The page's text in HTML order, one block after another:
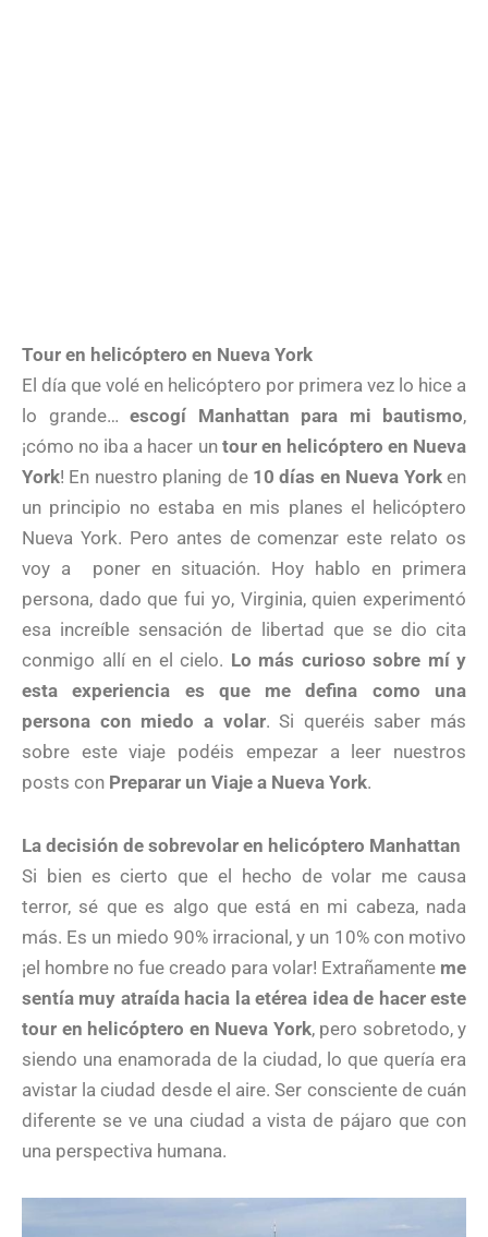
Tour en helicóptero en Nueva York
El día que volé en helicóptero por primera vez lo hice a
lo grande… escogí Manhattan para mi bautismo,
¡cómo no iba a hacer un tour en helicóptero en Nueva
York! En nuestro planing de 10 días en Nueva Yorken
un principio no estaba en mis planes el helicóptero
Nueva York. Pero antes de comenzar este relato os
voy a poner en situación. Hoy hablo en primera
persona, dado que fui yo, Virginia, quien experimentó
esa increíble sensación de libertad que se dio cita
conmigo allí en el cielo. Lo más curioso sobre mí y
esta experiencia es que me defina como una
persona con miedo a volar. Si queréis saber más
sobre este viaje podéis empezar a leer nuestros
posts con Preparar un Viaje a Nueva York.
La decisión de sobrevolar en helicóptero Manhattan
Si bien es cierto que el hecho de volar me causa
terror, sé que es algo que está en mi cabeza, nada
más. Es un miedo 90% irracional, y un 10% con motivo
¡el hombre no fue creado para volar! Extrañamente me
sentía muy atraída hacia la etérea idea de hacer este
tour en helicóptero en Nueva York, pero sobretodo, y
siendo una enamorada de la ciudad, lo que quería era
avistar la ciudad desde el aire. Ser consciente de cuán
diferente se ve una ciudad a vista de pájaro que con
una perspectiva humana.